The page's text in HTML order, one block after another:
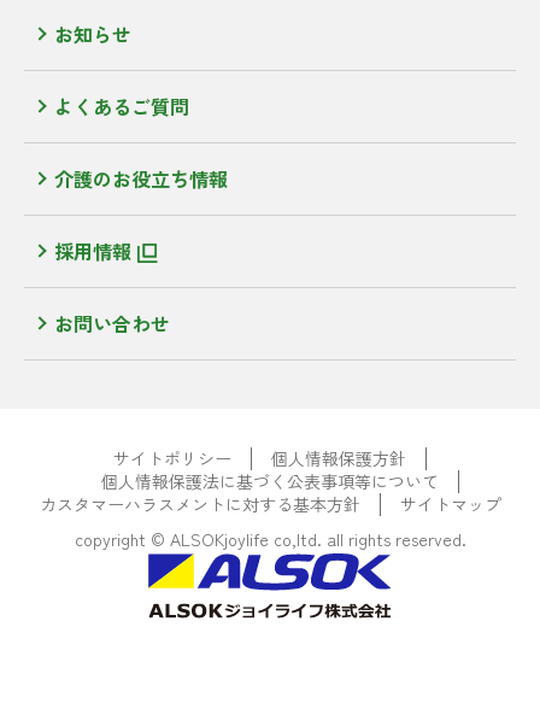
お知らせ
よくあるご質問
介護のお役立ち情報
採用情報
お問い合わせ
サイトポリシー
個人情報保護方針
個人情報保護法に基づく公表事項等について
カスタマーハラスメントに対する基本方針
サイトマップ
copyright © ALSOKjoylife co,ltd. all rights reserved.